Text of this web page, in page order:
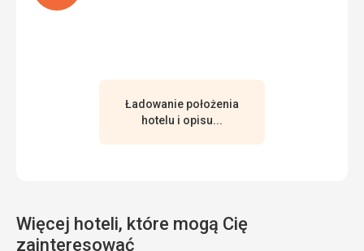
Ładowanie położenia
hotelu i opisu...
Więcej hoteli, które mogą Cię
zainteresować